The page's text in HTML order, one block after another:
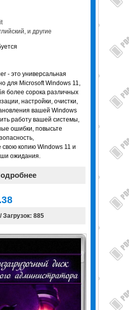
и другие
- это универсальная
для Microsoft Windows 11,
более сорока различных
настройки, очистки,
вашей Windows
работу вашей системы,
ошибки, повысьте
свою копию Windows 11 и
ожидания.
Загрузок: 885